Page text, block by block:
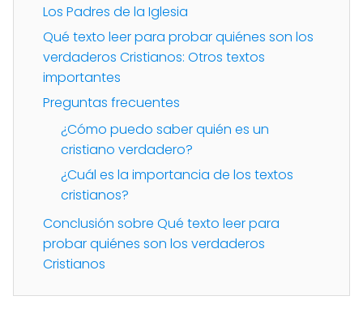
Los Padres de la Iglesia
Qué texto leer para probar quiénes son los
verdaderos Cristianos: Otros textos
importantes
Preguntas frecuentes
¿Cómo puedo saber quién es un
cristiano verdadero?
¿Cuál es la importancia de los textos
cristianos?
Conclusión sobre Qué texto leer para
probar quiénes son los verdaderos
Cristianos